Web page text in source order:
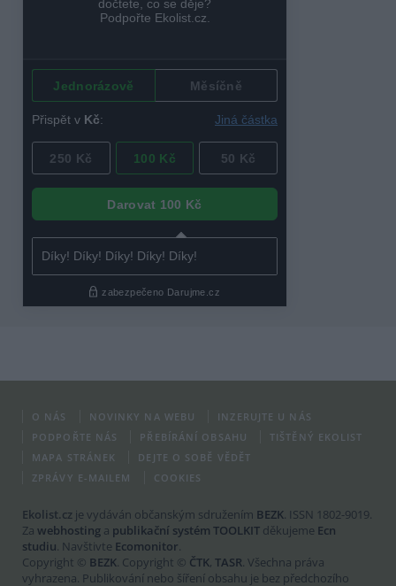
O NÁS NOVINKY NA WEBU
INZERUJTE U NÁS
PODPOŘTE NÁS
PŘEBÍRÁNÍ OBSAHU
TIŠTĚNÝ EKOLIST
MAPA STRÁNEK
DEJTE O SOBĚ VĚDĚT
ZPRÁVY E-MAILEM
COOKIES
Ekolist.cz je vydáván občanským sdružením BEZK. ISSN 1802-9019.
Za webhosting a publikační systém TOOLKIT děkujeme Ecn
studiu. Navštivte Ecomonitor.
Copyright © BEZK. Copyright © ČTK, TASR. Všechna práva
vyhrazena. Publikování nebo šíření obsahu je bez předchozího